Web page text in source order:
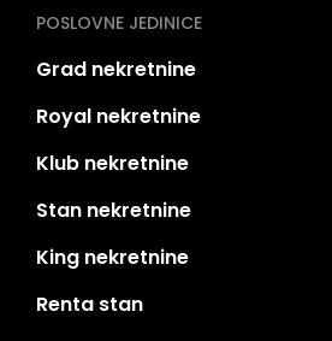
POSLOVNE JEDINICE
Grad nekretnine
Royal nekretnine
Klub nekretnine
Stan nekretnine
King nekretnine
Renta stan